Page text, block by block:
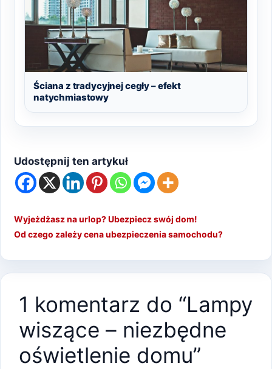
Ściana z tradycyjnej cegły – efekt
natychmiastowy
Udostępnij ten artykuł
Wyjeżdżasz na urlop? Ubezpiecz swój dom!
Od czego zależy cena ubezpieczenia samochodu?
1 komentarz do “Lampy
wiszące – niezbędne
oświetlenie domu”